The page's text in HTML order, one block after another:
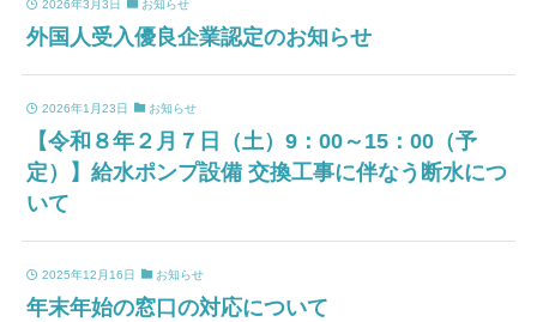
2026年3月3日 お知らせ
外国人受入優良企業認定のお知らせ
2026年1月23日 お知らせ
【令和８年２月７日（土）9：00～15：00（予
定）】給水ポンプ設備 交換工事に伴なう断水につ
いて
2025年12月16日 お知らせ
年末年始の窓口の対応について